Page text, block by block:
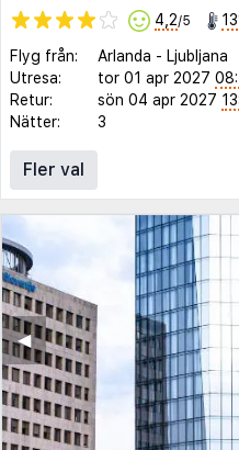
4,2/5
Flyg från: Arlanda - Ljubljana
Utresa:
tor 01 apr 2027
Retur:
sön 04 apr 2027
Nätter:
3
Fler val
◀︎